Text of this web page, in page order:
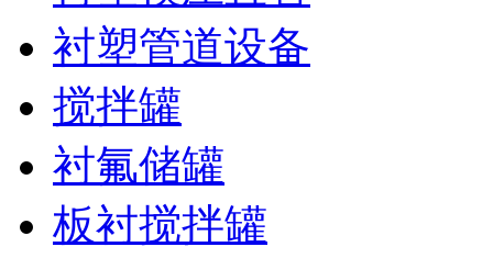
衬塑管道设备
搅拌罐
衬氟储罐
板衬搅拌罐